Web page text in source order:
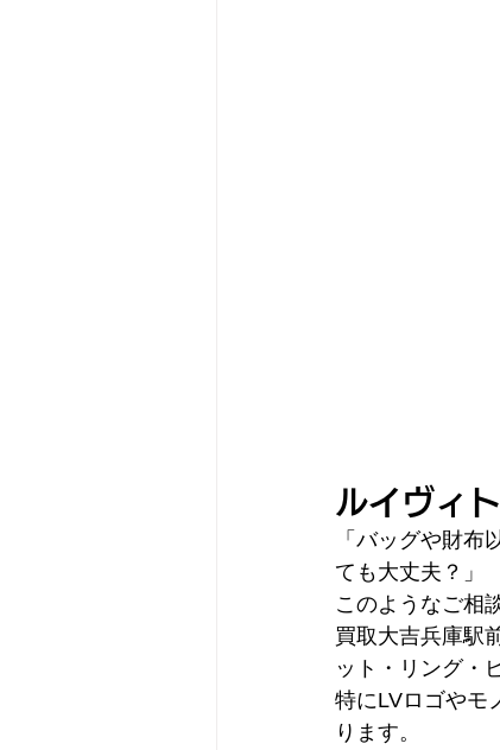
ルイヴィ
「バッグや財
ても大丈夫？」
このようなご相
買取大吉兵庫駅
ット・リング・
特にLVロゴやモ
ります。